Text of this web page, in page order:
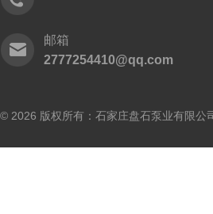
邮箱
2777254410@qq.com
© 2026 版权所有：石家庄盘石泵业有限公